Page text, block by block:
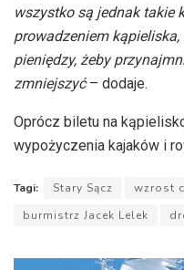
wszystko są jednak takie
prowadzeniem
pieniędzy, żeby
zmniejszyć– dodaje.
Oprócz biletu na
wypożyczenia kajaków i
Tagi: Stary Sącz wzrost
burmistrz Jacek Lelek